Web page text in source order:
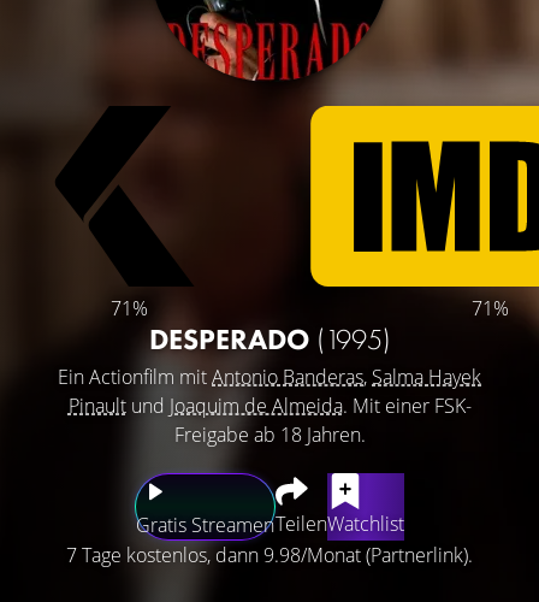
71% 71%
DESPERADO (1995)
Ein Actionfilm mitAntonio Banderas, Salma Hayek
Pinaultund Joaquim de Almeida. Mit einer FSK-
Freigabe ab 18 Jahren.
Gratis StreamenTeilenWatchlist
7 Tage kostenlos, dann 9.98/Monat (Partnerlink).